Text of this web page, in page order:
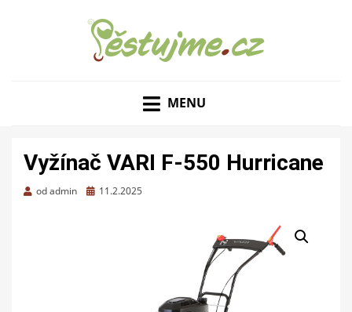
MENU
Vyžínač VARI F-550 Hurricane
odadmin
Zveřejněno
11.2.2025